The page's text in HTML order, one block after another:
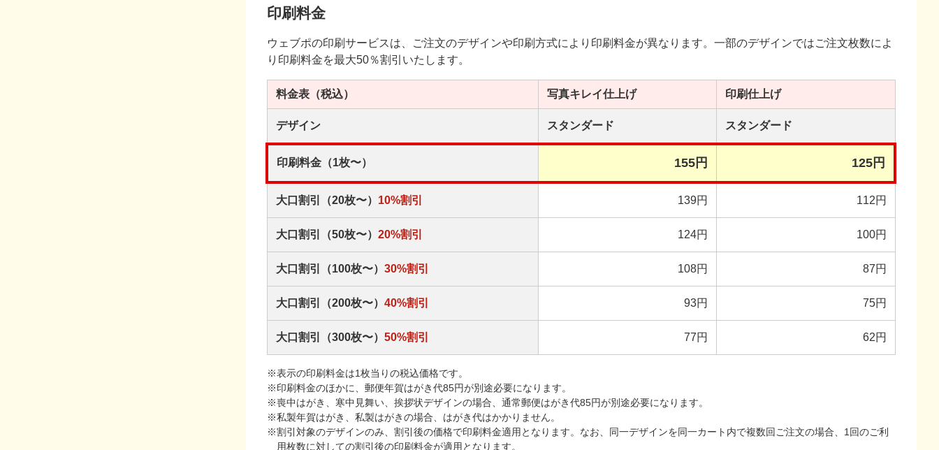
印刷料金
ウェブポの印刷サービスは、ご注文のデザインや印刷方式により印刷料金が異なります。一部のデザインではご注文枚数によ
り印刷料金を最大50％割引いたします。
料金表 （税込） 写真キレイ仕上げ 印刷仕上げ
デザイン スタンダード スタンダード
印刷料金（1枚〜） 155円 125円
大口割引（20枚〜） 10%割引 139円 112円
大口割引（50枚〜） 20%割引 124円 100円
大口割引（100枚〜） 30%割引 108円 87円
大口割引（200枚〜） 40%割引 93円 75円
大口割引（300枚〜） 50%割引 77円 62円
※表示の印刷料金は1枚当りの税込価格です。
※印刷料金のほかに、郵便年賀はがき代85円が別途必要になります。
※喪中はがき、寒中見舞い、挨拶状デザインの場合、通常郵便はがき代85円が別途必要になります。
※私製年賀はがき、私製はがきの場合、はがき代はかかりません。
※割引対象のデザインのみ、割引後の価格で印刷料金適用となります。なお、同一デザインを同一カート内で複数回ご注文の場合、1回のご利
用枚数に対しての割引後の印刷料金が適用となります。